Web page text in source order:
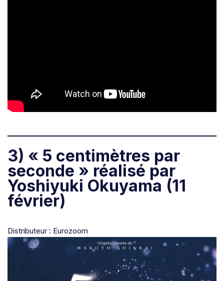
3) « 5 centimètres par
seconde » réalisé par
Yoshiyuki Okuyama (11
février)
Distributeur : Eurozoom